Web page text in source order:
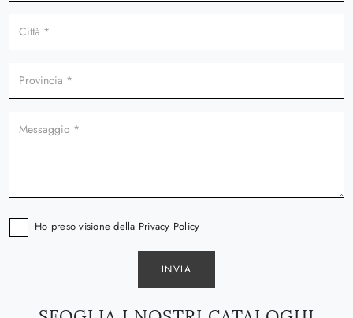
Ho preso visione della Privacy Policy
INVIA